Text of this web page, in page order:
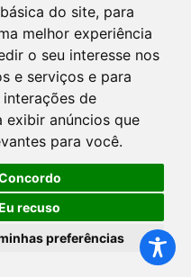
do site, para
melhor experiência
o seu interesse nos
e serviços e para
de
exibir anúncios que
para você.
recuso
preferências
de Enfermagem